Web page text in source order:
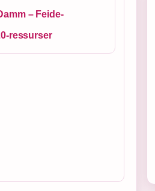
– Feide-
ressurser